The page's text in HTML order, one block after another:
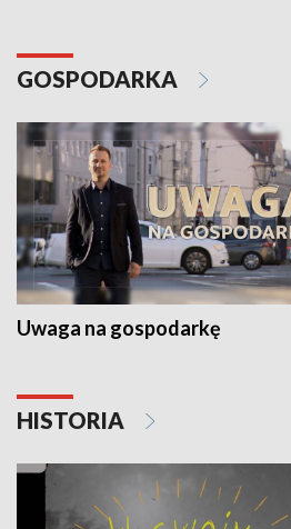
GOSPODARKA
Uwaga na gospodarkę
HISTORIA